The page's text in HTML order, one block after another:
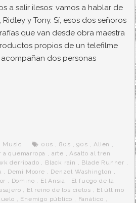
a salir ilesos: vamos a hablar de
y Tony. Sí, esos dos señoros
que van desde obra maestra
propios de un telefilme
dos personas
Music 00s , 80s ,90s ,Alien ,
a quemarropa , arte ,Asalto al tren
derribado , Black rain , Blade Runner ,
, Demi Moore , Denzel Washington ,
, Domino , El Ansia , El fuego de la
, El reino de los cielos , El último
, Enemigo público , Fanático ,